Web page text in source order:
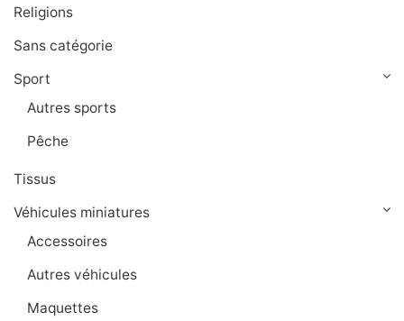
Religions
Sans catégorie
Sport
Autres sports
Pêche
Tissus
Véhicules miniatures
Accessoires
Autres véhicules
Maquettes